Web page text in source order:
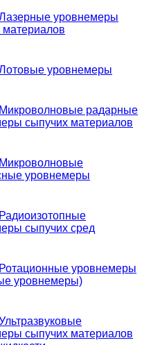
уровнемеры
материалов
уровнемеры
Микроволновые радарные
сыпучих материалов
Микроволновые
уровнемеры
Радиоизотопные
сыпучих сред
Ротационные уровнемеры
уровнемеры)
сыпучих материалов